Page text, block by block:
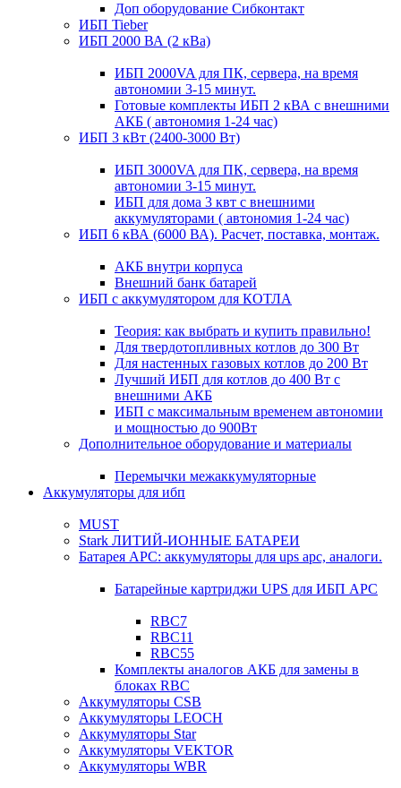
Доп оборудование Сибконтакт
ИБП Tieber
ИБП 2000 ВА (2 кВа)
ИБП 2000VA для ПК, сервера, на время
автономии 3-15 минут.
Готовые комплекты ИБП 2 кВА с внешними
АКБ ( автономия 1-24 час)
ИБП 3 кВт (2400-3000 Вт)
ИБП 3000VA для ПК, сервера, на время
автономии 3-15 минут.
ИБП для дома 3 квт с внешними
аккумуляторами ( автономия 1-24 час)
ИБП 6 кВА (6000 ВА). Расчет, поставка, монтаж.
АКБ внутри корпуса
Внешний банк батарей
ИБП с аккумулятором для КОТЛА
Теория: как выбрать и купить правильно!
Для твердотопливных котлов до 300 Вт
Для настенных газовых котлов до 200 Вт
Лучший ИБП для котлов до 400 Вт с
внешними АКБ
ИБП с максимальным временем автономии
и мощностью до 900Вт
Дополнительное оборудование и материалы
Перемычки межаккумуляторные
Аккумуляторы для ибп
MUST
Stark ЛИТИЙ-ИОННЫЕ БАТАРЕИ
Батарея APC: аккумуляторы для ups apc, аналоги.
Батарейные картриджи UPS для ИБП APC
RBC7
RBC11
RBC55
Комплекты аналогов АКБ для замены в
блоках RBC
Аккумуляторы CSB
Аккумуляторы LEOCH
Аккумуляторы Star
Аккумуляторы VEKTOR
Аккумуляторы WBR